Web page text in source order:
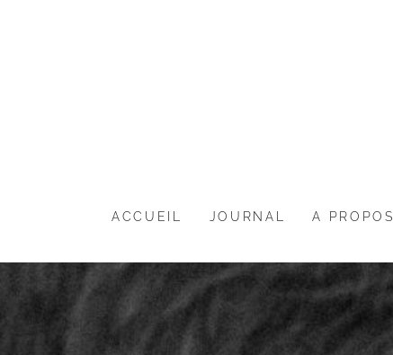
ACCUEIL JOURNAL A PROPOS